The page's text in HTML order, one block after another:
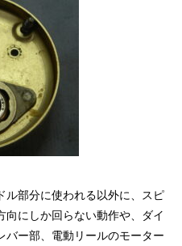
（第22回）コラム
2023.02.06
ル部分に使われる以外に、スピ
向にしか回らない動作や、ダイ
バー部、電動リールのモーター